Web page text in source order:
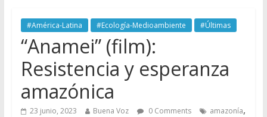
#América-Latina #Ecología-Medioambiente #Últimas
“Anamei” (film):
Resistencia y esperanza
amazónica
23 junio, 2023 Buena Voz 0 Comments amazonía,